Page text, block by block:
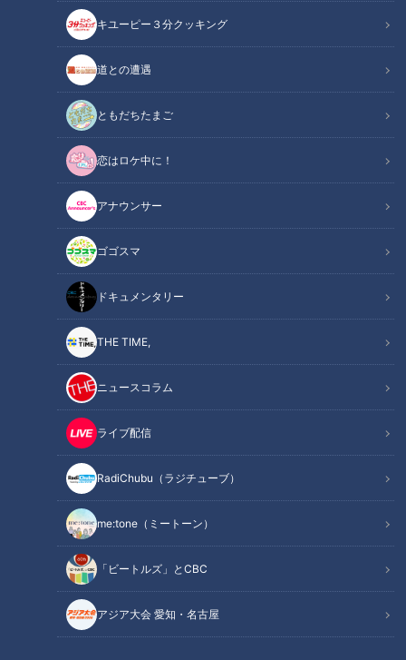
キユーピー３分クッキング
道との遭遇
ともだちたまご
恋はロケ中に！
アナウンサー
ゴゴスマ
ドキュメンタリー
THE TIME,
ニュースコラム
ライブ配信
RadiChubu（ラジチューブ）
me:tone（ミートーン）
「ビートルズ」とCBC
アジア大会 愛知・名古屋
イギリス・リバプール：ビートルズのブロンズ像
「ビートルズ」とCBC
コラム
2020年は、ジョン・レノン生誕80年＆没後40年。アルバム
『Let It Be』発売50年の年でした。2022年は、ビートルズ・
デビュー60年･･･を迎えようとしています。
2021年･･･改めて今、1960年代の音楽、カルチャー、社会の
既成概念に果敢にチャレンジし、自由にふるまい、大人たちの
常識を変えていった、ビートルズのさまざまな偉業について、
記憶をたどり整理してみたいと思います。
ジョン・レノン、ポール・マッカートニー、ジョージ・ハリス
ン、リンゴ・スター･･･いずれも未来を変革する大きなエネル
ギーを内に秘めた非凡で魅力的な若者たち。4人のチームワー
クと強烈な個性の化学反応によって、世界はどう変わったので
しょうか？
笑顔のポートレートはデビュー・アルバム1枚だけ
大胆なアート写真に変化
音楽の深化と共に･･･
レコード会社の反対を跳ね返して大成功した名盤ジャケッ